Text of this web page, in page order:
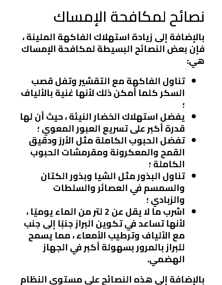
نصائح لمكافحة الإمساك
بالإضافة إلى زيادة استهلاك الفاكهة الملينة ،
فإن بعض النصائح البسيطة لمكافحة الإمساك
هي:
تناول الفاكهة مع التقشير وتفل قصب
السكر كلما أمكن ذلك لأنها غنية بالألياف
؛
يفضل استهلاك الخضار النيئة ، حيث أن لها
قدرة أكبر على تسريع العبور المعوي ؛
تفضل الحبوب الكاملة مثل الأرز ودقيق
القمح والمعكرونة ومقرمشات الحبوب
الكاملة ؛
تناول البذور مثل الشيا وبذور الكتان
والسمسم في العصائر والسلطات
والزبادي ؛
اشرب ما لا يقل عن 2 لتر من الماء يوميًا ،
لأنها تساعد في تكوين البراز جنبًا إلى جنب
مع الألياف وترطيب الأمعاء ، مما يسمح
للبراز بالمرور بسهولة أكبر في الجهاز
الهضمي.
بالإضافة إلى هذه النصائح على مستوى النظام